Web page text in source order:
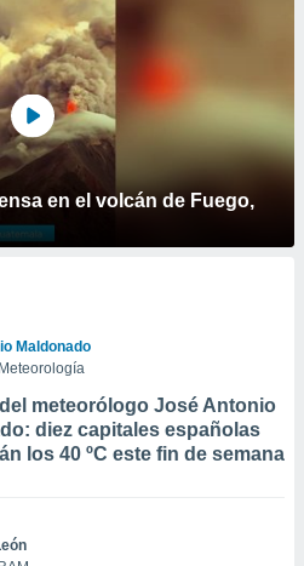
en el volcán de Fuego,
Maldonado
meteorólogo José Antonio
diez capitales españolas
los 40 ºC este fin de semana